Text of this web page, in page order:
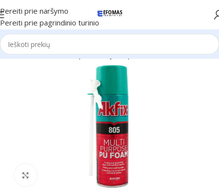
Pereiti prie naršymo
Pereiti prie pagrindinio turinio
Pradžia Montažinės putos/klijai ir priedai
Spustelėkite, kad padidintumėte